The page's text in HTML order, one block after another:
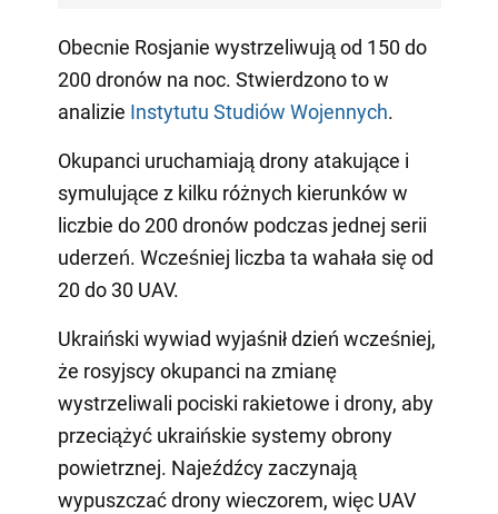
Obecnie Rosjanie wystrzeliwują od 150 do
200 dronów na noc. Stwierdzono to w
analizie Instytutu Studiów Wojennych.
Okupanci uruchamiają drony atakujące i
symulujące z kilku różnych kierunków w
liczbie do 200 dronów podczas jednej serii
uderzeń. Wcześniej liczba ta wahała się od
20 do 30 UAV.
Ukraiński wywiad wyjaśnił dzień wcześniej,
że rosyjscy okupanci na zmianę
wystrzeliwali pociski rakietowe i drony, aby
przeciążyć ukraińskie systemy obrony
powietrznej. Najeźdźcy zaczynają
wypuszczać drony wieczorem, więc UAV